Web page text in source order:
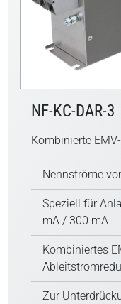
NF-KC-DAR-3
Kombinierte
Nennströme
Speziell für
mA / 300 mA
Kombiniertes
Zur